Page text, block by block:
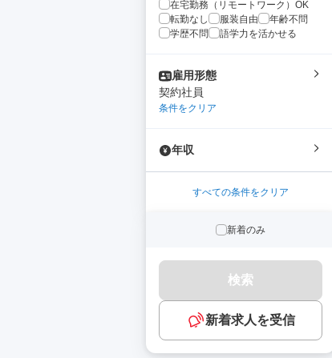
在宅勤務（リモートワーク）OK
転勤なし
服装自由
年齢不問
学歴不問
語学力を活かせる
雇用形態
契約社員
条件をクリア
年収
すべての条件をクリア
新着のみ
検索
新着求人を受信